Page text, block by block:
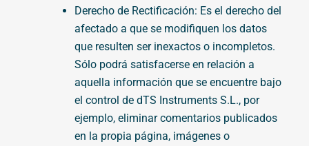
Derecho de Rectificación: Es el derecho del
afectado a que se modifiquen los datos
que resulten ser inexactos o incompletos.
Sólo podrá satisfacerse en relación a
aquella información que se encuentre bajo
el control de dTS Instruments S.L., por
ejemplo, eliminar comentarios publicados
en la propia página, imágenes o